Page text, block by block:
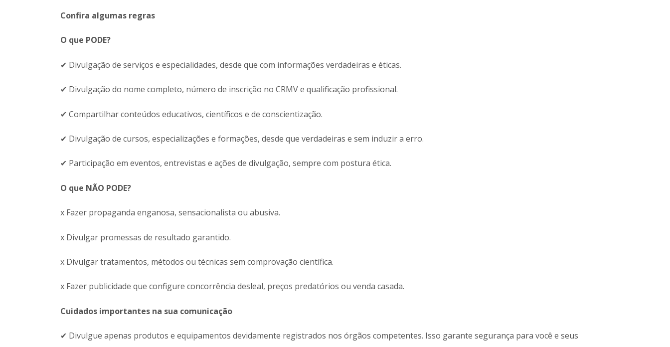
Confira algumas regras
O que PODE?
✔ Divulgação de serviços e especialidades, desde que com informações verdadeiras e éticas.
✔ Divulgação do nome completo, número de inscrição no CRMV e qualificação profissional.
✔ Compartilhar conteúdos educativos, científicos e de conscientização.
✔ Divulgação de cursos, especializações e formações, desde que verdadeiras e sem induzir a erro.
✔ Participação em eventos, entrevistas e ações de divulgação, sempre com postura ética.
O que NÃO PODE?
x Fazer propaganda enganosa, sensacionalista ou abusiva.
x Divulgar promessas de resultado garantido.
x Divulgar tratamentos, métodos ou técnicas sem comprovação científica.
x Fazer publicidade que configure concorrência desleal, preços predatórios ou venda casada.
Cuidados importantes na sua comunicação
✔ Divulgue apenas produtos e equipamentos devidamente registrados nos órgãos competentes. Isso garante segurança para você e seus